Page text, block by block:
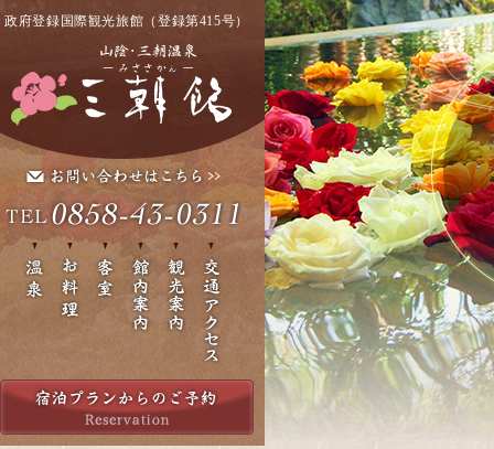
政府登録国際観光旅館（登録第415号）